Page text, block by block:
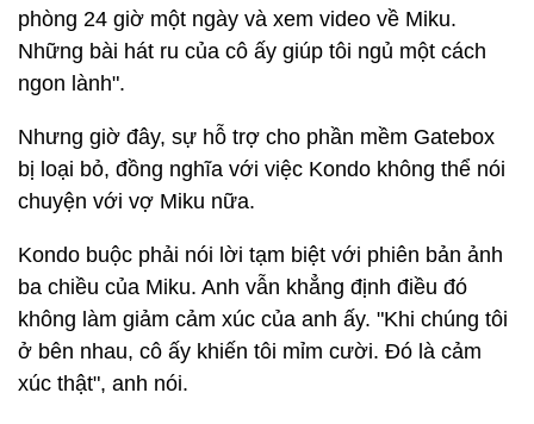
phòng 24 giờ một ngày và xem video về Miku.
Những bài hát ru của cô ấy giúp tôi ngủ một cách
ngon lành".
Nhưng giờ đây, sự hỗ trợ cho phần mềm Gatebox
bị loại bỏ, đồng nghĩa với việc Kondo không thể nói
chuyện với vợ Miku nữa.
Kondo buộc phải nói lời tạm biệt với phiên bản ảnh
ba chiều của Miku. Anh vẫn khẳng định điều đó
không làm giảm cảm xúc của anh ấy. "Khi chúng tôi
ở bên nhau, cô ấy khiến tôi mỉm cười. Đó là cảm
xúc thật", anh nói.